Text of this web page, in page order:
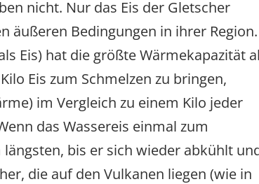
nicht. Nur das Eis der Gletscher
äußeren Bedingungen in ihrer Region.
Eis) hat die größte Wärmekapazität
Eis zum Schmelzen zu bringen,
im Vergleich zu einem Kilo jeder
das Wassereis einmal zum
bis er sich wieder abkühlt
die auf den Vulkanen liegen (wie in